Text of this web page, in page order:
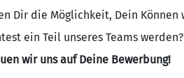
Dir die Möglichkeit, Dein
ein Teil unseres Teams werden?
wir uns auf Deine Bewerbung!